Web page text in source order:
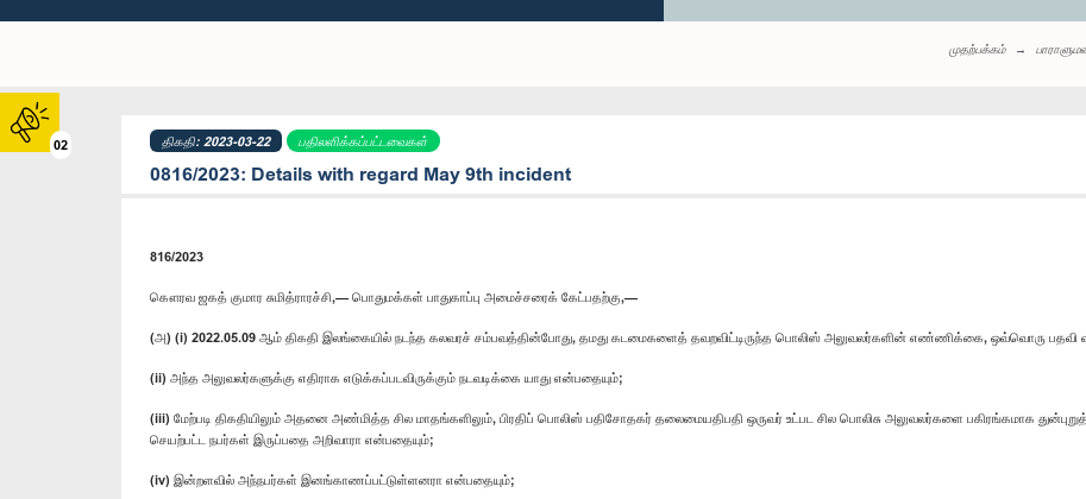
02
முதற்பக்கம்
திகதி: 2023-03-22 பதிலளிக்கப்பட்டவைகள்
0816/2023: Details with regard May 9th incident
816/2023
கௌரவ ஜகத் குமார சுமித்ராரச்சி,— பொதுமக்கள் பாதுகாப்பு அமைச்சரைக் கேட்பதற்கு,—
(அ) (i) 2022.05.09 ஆம் திகதி இலங்கையில் நடந்த கலவரச் சம்பவத்தின்போது, தமது கடமைகளைத் தவறவிட்டிருந்த பொலிஸ் அலுவலர்களின் எண்ணிக்கை, ஒவ்வொரு பதவி
(ii) அந்த அலுவலர்களுக்கு எதிராக எடுக்கப்படவிருக்கும் நடவடிக்கை யாது என்பதையும்;
(iii) மேற்படி திகதியிலும் அதனை அண்மித்த சில மாதங்களிலும், பிரதிப் பொலிஸ் பதிசோதகர் தலைமையதிபதி ஒருவர் உட்பட சில பொலிசு அலுவலர்களை பகிரங்கமாக
செயற்பட்ட நபர்கள் இருப்பதை அறிவாரா என்பதையும்;
(iv) இன்றளவில் அந்நபர்கள் இனங்காணப்பட்டுள்ளனரா என்பதையும்;